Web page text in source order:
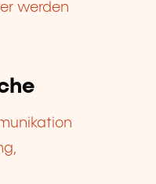
werden